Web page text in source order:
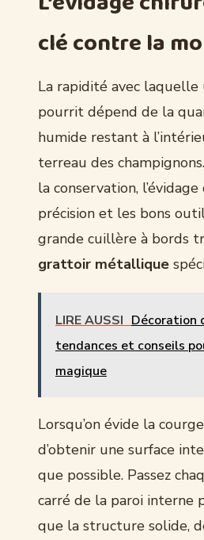
clé contre la
La rapidité avec
pourrit dépend de la
humide restant à
terreau des
la conservation,
précision et les bons
grande cuillère à bords
grattoir métallique
LIRE AUSSI Décoration
tendances et conseils
magique
Lorsqu’on évide la
d’obtenir une surface
que possible. Passez
carré de la paroi interne
que la structure solide,